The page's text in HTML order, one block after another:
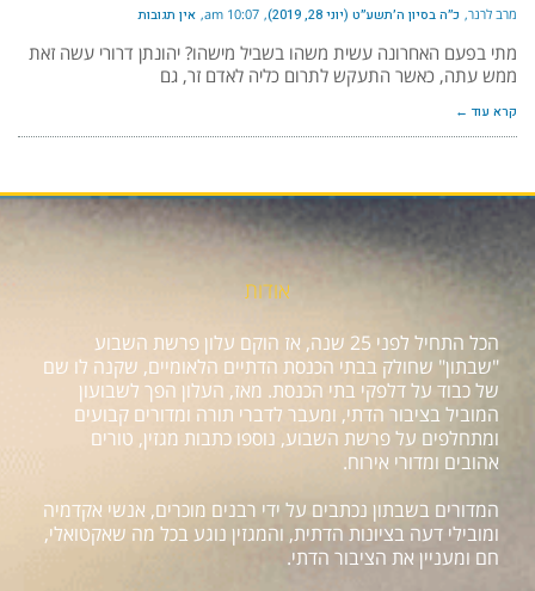
מרב לרנר כ״ה בסיון ה׳תשע״ט (יוני 28, 2019) 10:07 am אין תגובות
מתי בפעם האחרונה עשית משהו בשביל מישהו? יהונתן דרורי עשה זאת
ממש עתה, כאשר התעקש לתרום כליה לאדם זר, גם
קרא עוד ←
אודות
הכל התחיל לפני 25 שנה, אז הוקם עלון פרשת השבוע
"שבתון" שחולק בבתי הכנסת הדתיים הלאומיים, שקנה לו שם
של כבוד על דלפקי בתי הכנסת. מאז, העלון הפך לשבועון
המוביל בציבור הדתי, ומעבר לדברי תורה ומדורים קבועים
ומתחלפים על פרשת השבוע, נוספו כתבות מגזין, טורים
אהובים ומדורי אירוח.
המדורים בשבתון נכתבים על ידי רבנים מוכרים, אנשי אקדמיה
ומובילי דעה בציונות הדתית, והמגזין נוגע בכל מה שאקטואלי,
חם ומעניין את הציבור הדתי.